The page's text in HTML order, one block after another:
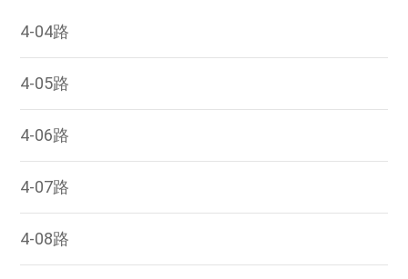
4-04路
4-05路
4-06路
4-07路
4-08路